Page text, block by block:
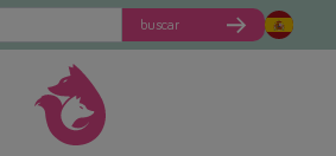
buscar